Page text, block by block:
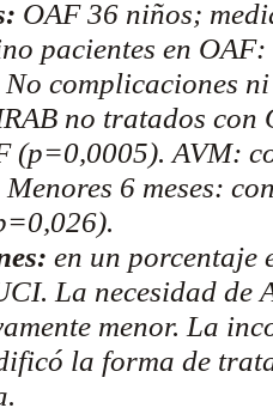
OAF 36 niños;
pacientes en
complicaciones
no tratados
(p=0,0005). AVM:
6 meses:
en un porcentaje
La necesidad de
menor. La
la forma de